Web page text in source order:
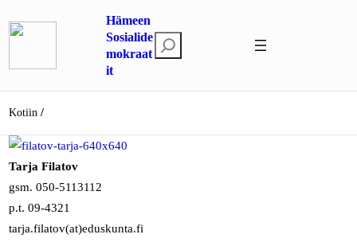
sisältöön
Hämeen
Sosialide
mokraat
it
t
Kotiin
Tarja Filatov
gsm. 050-5113112
p.t. 09-4321
tarja.filatov(at)eduskunta.fi